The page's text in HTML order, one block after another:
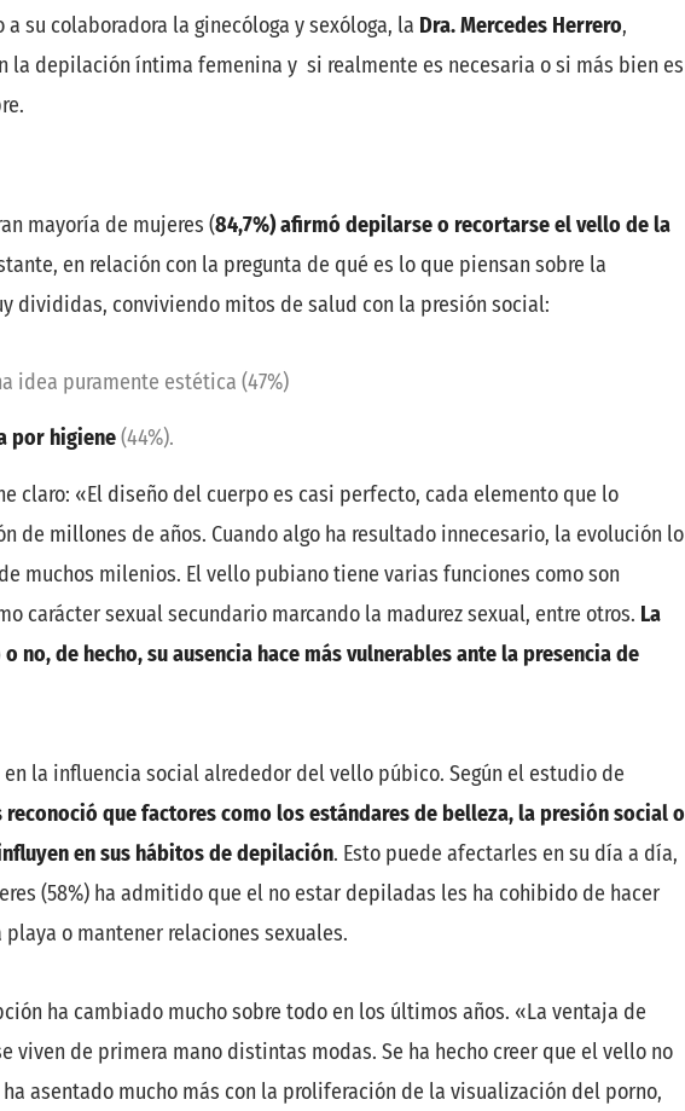
su colaboradora la ginecóloga y sexóloga, la Dra. Mercedes Herrero,
la depilación íntima femenina y si realmente es necesaria o si más bien es
mayoría de mujeres (84,7%)afirmó depilarse o recortarse el vello de la
en relación con la pregunta de qué es lo que piensan sobre la
divididas, conviviendo mitos de salud con la presión social:
idea puramente estética (47%)
por higiene(44%).
claro: «El diseño del cuerpo es casi perfecto, cada elemento que lo
de millones de años. Cuando algo ha resultado innecesario, la evolución lo
muchos milenios. El vello pubiano tiene varias funciones como son
carácter sexual secundario marcando la madurez sexual, entre otros. La
no, de hecho, su ausencia hace más vulnerables ante la presencia de
la influencia social alrededor del vello púbico. Según el estudio de
reconoció que factores como los estándares de belleza, la presión social o
en sus hábitos de depilación. Esto puede afectarles en su día a día,
(58%) ha admitido que el no estar depiladas les ha cohibido de hacer
o mantener relaciones sexuales.
ha cambiado mucho sobre todo en los últimos años. «La ventaja de
viven de primera mano distintas modas. Se ha hecho creer que el vello no
asentado mucho más con la proliferación de la visualización del porno,